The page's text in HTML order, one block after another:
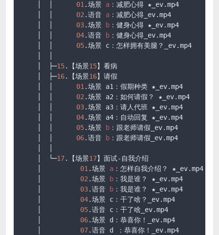
01.场景 a ：减肥心得 ★_ev.mp4
02.语音 a ：减肥心得_ev.mp4
03.场景 b ：健身心得 ★_ev.mp4
04.语音 b ：健身心得_ev.mp4
05.场景 c：怎样拥有美腿？_ev.mp4
    │  ├─
15.【场景15】看病
    │  ├─
16.【场景16】请假
01.场景 a1：假期种类 ★_ev.mp4
02.场景 a2：如何请假？ ★_ev.mp4
03.场景 a3：请人代班 ★_ev.mp4
04.场景 a4：自动回复 ★_ev.mp4
05.场景 b ：跟老师请假_ev.mp4
06.语音 b ：跟老师请假_ev.mp4
    │  └─
17.【场景17】面试-自我介绍
01.场景 a ：怎样自我介绍？ ★_ev.mp4
02.场景 b ：我是谁？ ★_ev.mp4
03.语音 b ：我是谁？ ★_ev.mp4
04.场景 c：干了啥？_ev.mp4
05.语音 c：干了啥_ev.mp4
06.场景 d：恭喜你！_ev.mp4
07.语音 d ：恭喜你！_ev.mp4